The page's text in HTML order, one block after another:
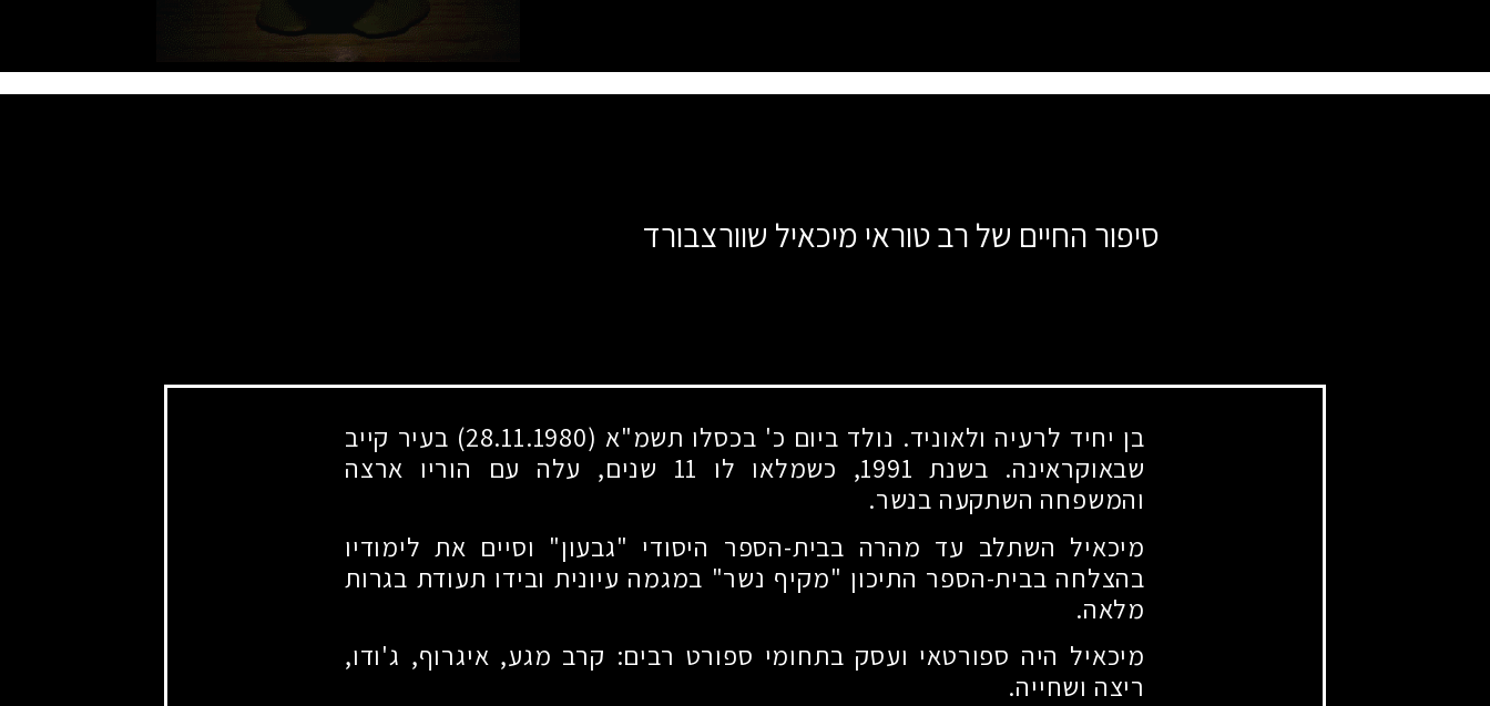
סיפור החיים של רב טוראי מיכאיל שוורצבורד
בן יחיד לרעיה ולאוניד. נולד ביום כ' בכסלו תשמ"א (28.11.1980) בעיר קייב
שבאוקראינה. בשנת 1991, כשמלאו לו 11 שנים, עלה עם הוריו ארצה
והמשפחה השתקעה בנשר.
מיכאיל השתלב עד מהרה בבית-הספר היסודי "גבעון" וסיים את לימודיו
בהצלחה בבית-הספר התיכון "מקיף נשר" במגמה עיונית ובידו תעודת בגרות
מלאה.
מיכאיל היה ספורטאי ועסק בתחומי ספורט רבים: קרב מגע, איגרוף, ג'ודו,
ריצה ושחייה.